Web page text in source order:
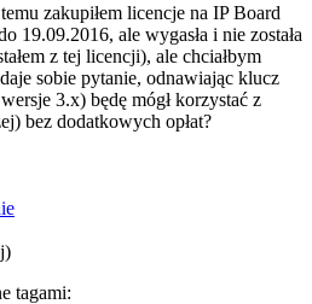
zakupiłem licencje na IP Board
19.09.2016, ale wygasła i nie została
z tej licencji), ale chciałbym
sobie pytanie, odnawiając klucz
3.x) będę mógł korzystać z
bez dodatkowych opłat?
tagami: